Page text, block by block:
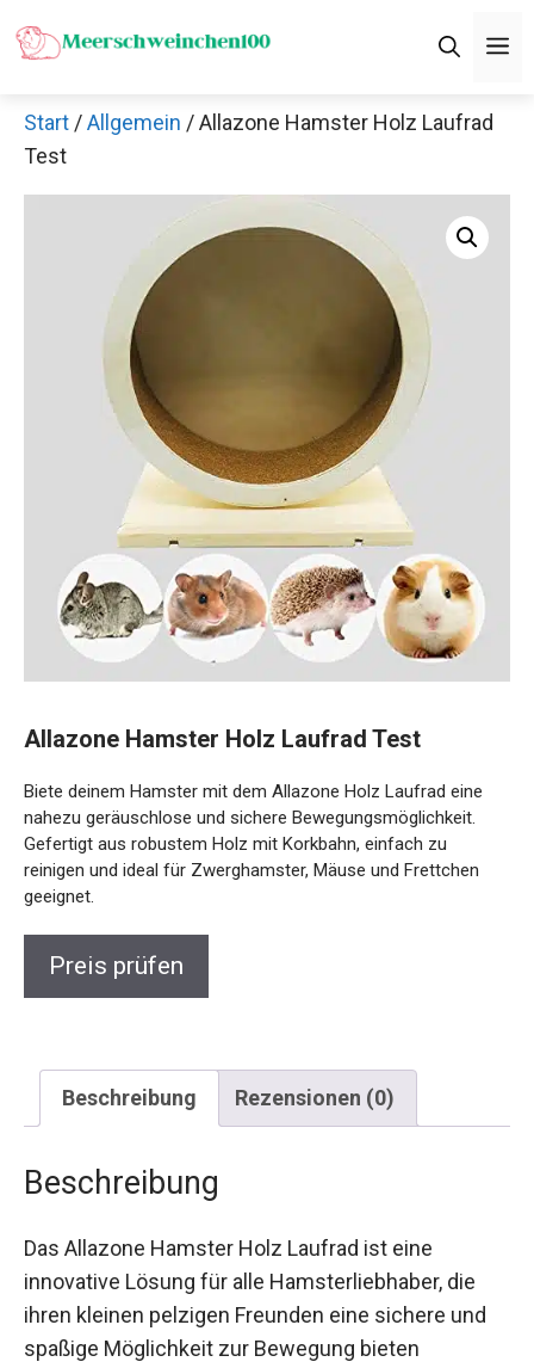
Inhalt
Start /Allgemein / Allazone Hamster Holz Laufrad
Test
Allazone Hamster Holz Laufrad Test
Biete deinem Hamster mit dem Allazone Holz Laufrad eine
nahezu geräuschlose und sichere Bewegungsmöglichkeit.
Gefertigt aus robustem Holz mit Korkbahn, einfach zu
reinigen und ideal für Zwerghamster, Mäuse und Frettchen
geeignet.
Preis prüfen
Beschreibung Rezensionen (0)
Beschreibung
Das Allazone Hamster Holz Laufrad ist eine
innovative Lösung für alle Hamsterliebhaber, die
ihren kleinen pelzigen Freunden eine sichere und
spaßige Möglichkeit zur Bewegung bieten